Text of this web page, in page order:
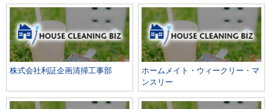
株式会社利証企画清掃工事部
ホームメイト・ウィークリー・マ
ンスリー